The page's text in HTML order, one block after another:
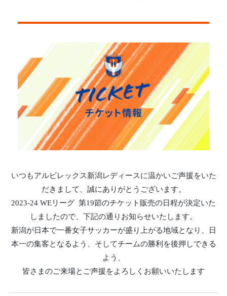
いつもアルビレックス新潟レディースに温かいご声援をいた
だきまして、誠にありがとうございます。
2023-24 WEリーグ 第19節のチケット販売の日程が決定いた
しましたので、下記の通りお知らせいたします。
新潟が日本で一番女子サッカーが盛り上がる地域となり、日
本一の集客となるよう、そしてチームの勝利を後押しできる
よう、
皆さまのご来場とご声援をよろしくお願いいたします